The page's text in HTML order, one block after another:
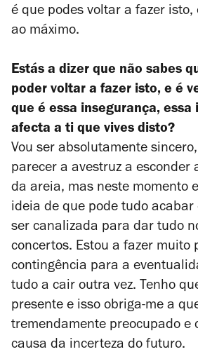
é que podes voltar a fazer
ao máximo.
Estás a dizer que não sabes
poder voltar a fazer isto, e é
que é essa insegurança, essa
afecta a ti que vives disto?
Vou ser absolutamente
parecer a avestruz a esconder
da areia, mas neste momento
ideia de que pode tudo acabar
ser canalizada para dar tudo
concertos. Estou a fazer muito
contingência para a
tudo a cair outra vez. Tenho
presente e isso obriga-me a
tremendamente preocupado e
causa da incerteza do futuro.